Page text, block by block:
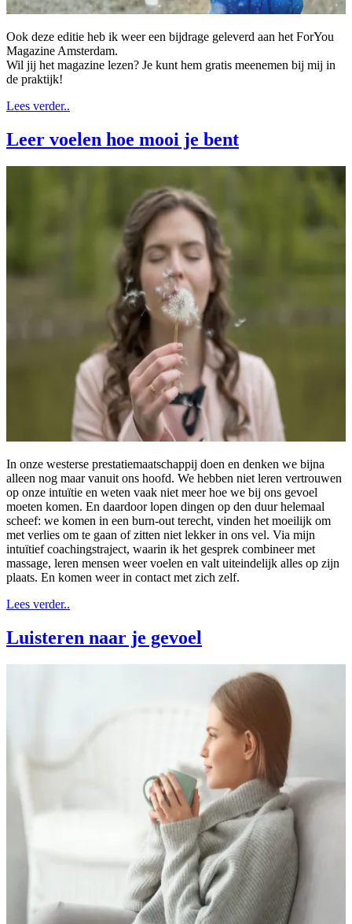
Ook deze editie heb ik weer een bijdrage geleverd aan het ForYou
Magazine Amsterdam.
Wil jij het magazine lezen? Je kunt hem gratis meenemen bij mij in
de praktijk!
Lees verder..
Leer voelen hoe mooi je bent
In onze westerse prestatiemaatschappij doen en denken we bijna
alleen nog maar vanuit ons hoofd. We hebben niet leren vertrouwen
op onze intuïtie en weten vaak niet meer hoe we bij ons gevoel
moeten komen. En daardoor lopen dingen op den duur helemaal
scheef: we komen in een burn-out terecht, vinden het moeilijk om
met verlies om te gaan of zitten niet lekker in ons vel. Via mijn
intuïtief coachingstraject, waarin ik het gesprek combineer met
massage, leren mensen weer voelen en valt uiteindelijk alles op zijn
plaats. En komen weer in contact met zich zelf.
Lees verder..
Luisteren naar je gevoel